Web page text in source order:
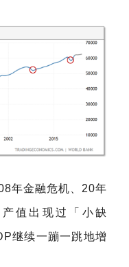
年金融危机、20年
值出现过「小缺
继续一蹦一跳地增